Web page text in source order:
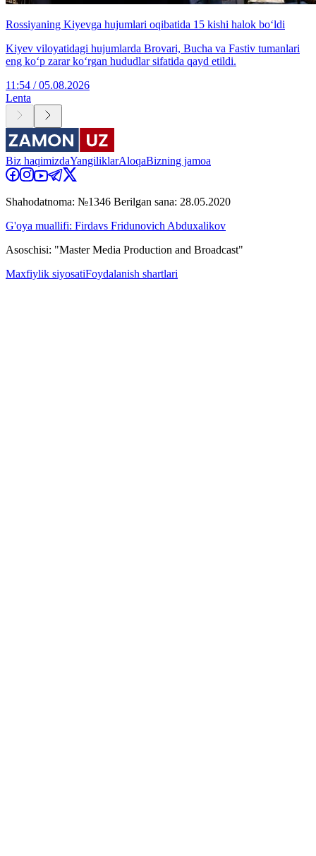
Rossiyaning Kiyevga hujumlari oqibatida 15 kishi halok bo‘ldi
Kiyev viloyatidagi hujumlarda Brovari, Bucha va Fastiv tumanlari
eng ko‘p zarar ko‘rgan hududlar sifatida qayd etildi.
11:54 / 05.08.2026
Lenta
Biz haqimizdaYangiliklarAloqaBizning jamoa
Shahodatnoma: №1346 Berilgan sana: 28.05.2020
G'oya muallifi: Firdavs Fridunovich Abduxalikov
Asoschisi: "Master Media Production and Broadcast"
Maxfiylik siyosatiFoydalanish shartlari